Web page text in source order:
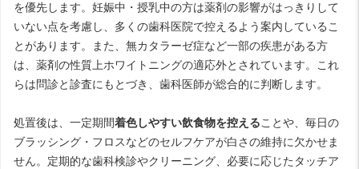
を優先します。妊娠中・授乳中の方は薬剤の影響がはっきりして
いない点を考慮し、多くの歯科医院で控えるよう案内しているこ
とがあります。また、無カタラーゼ症など一部の疾患がある方
は、薬剤の性質上ホワイトニングの適応外とされています。これ
らは問診と診査にもとづき、歯科医師が総合的に判断します。
処置後は、一定期間着色しやすい飲食物を控えることや、毎日の
ブラッシング・フロスなどのセルフケアが白さの維持に欠かせま
せん。定期的な歯科検診やクリーニング、必要に応じたタッチア